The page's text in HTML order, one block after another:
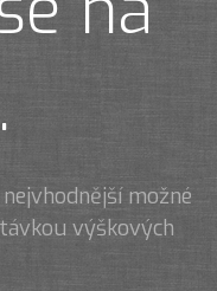
možné
výškových